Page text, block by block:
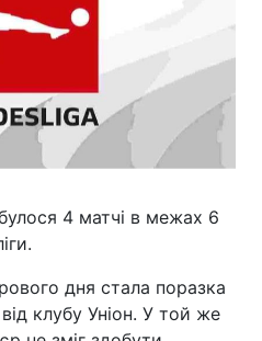
4 матчі в межах 6
дня стала поразка
клубу Уніон. У той же